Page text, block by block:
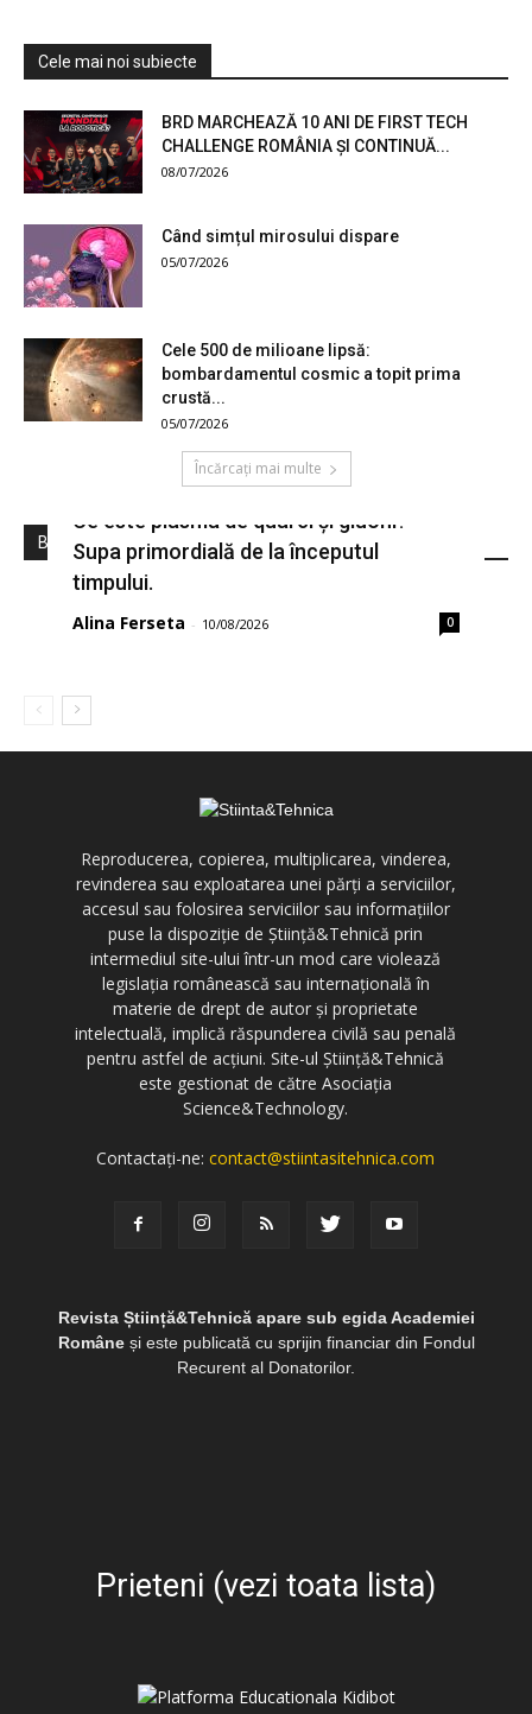
Cele mai noi subiecte
BRD MARCHEAZĂ 10 ANI DE FIRST TECH
CHALLENGE ROMÂNIA ȘI CONTINUĂ...
08/07/2026
Când simțul mirosului dispare
05/07/2026
Cele 500 de milioane lipsă:
bombardamentul cosmic a topit prima
crustă...
05/07/2026
Încărcați mai multe
Bloguri S&T
Ce este plasma de quarci și gluoni?
Supa primordială de la începutul
timpului.
Alina Ferseta - 10/08/2026 0
Reproducerea, copierea, multiplicarea, vinderea,
revinderea sau exploatarea unei părți a serviciilor,
accesul sau folosirea serviciilor sau informațiilor
puse la dispoziție de Știință&Tehnică prin
intermediul site-ului într-un mod care violează
legislația românească sau internațională în
materie de drept de autor și proprietate
intelectuală, implică răspunderea civilă sau penală
pentru astfel de acțiuni. Site-ul Știință&Tehnică
este gestionat de către Asociația
Science&Technology.
Contactați-ne:contact@stiintasitehnica.com
Revista Știință&Tehnică apare sub egida Academiei
Româneși este publicată cu sprijin financiar din Fondul
Recurent al Donatorilor.
Prieteni (vezi toata lista)